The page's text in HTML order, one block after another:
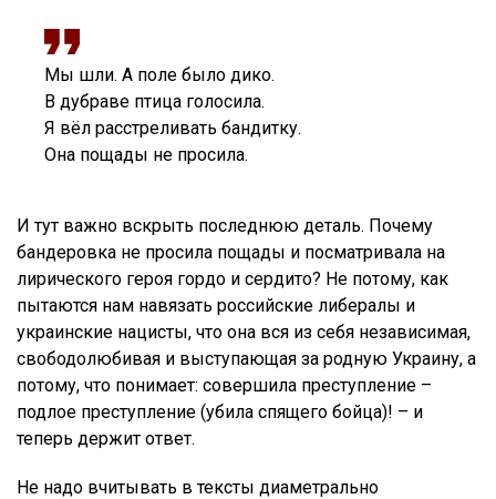
Мы шли. А поле было дико.
В дубраве птица голосила.
Я вёл расстреливать бандитку.
Она пощады не просила.
И тут важно вскрыть последнюю деталь. Почему
бандеровка не просила пощады и посматривала на
лирического героя гордо и сердито? Не потому, как
пытаются нам навязать российские либералы и
украинские нацисты, что она вся из себя независимая,
свободолюбивая и выступающая за родную Украину, а
потому, что понимает: совершила преступление –
подлое преступление (убила спящего бойца)! – и
теперь держит ответ.
Не надо вчитывать в тексты диаметрально